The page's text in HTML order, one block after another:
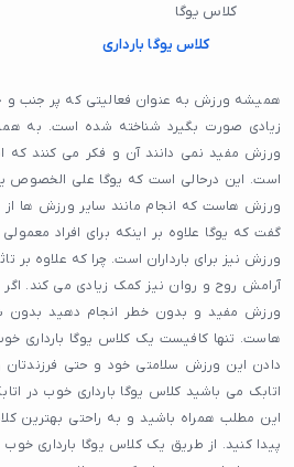
کلاس یوگا
کلاس یوگا بارداری
همیشه ورزش به عنوان فعالیتی که پر جنب و
زیادی صورت بگیرد شناخته شده است. به
ورزش مفید نمی دانند آن و فکر می کنند
است. این درحالی است که یوگا علی الخصوص
ورزش هاست که انجام مانند سایر ورزش ها از
گفت که یوگا علاوه بر اینکه برای افراد
ورزش نیز برای بارداران است. چرا که علاوه بر
آرامش روح و روان نیز کمک زیادی می کند.
ورزش مفید و بدون خطر انجام دهید بدون
هاست. تنها کافیست یک کلاس یوگا بارداری
دادن این ورزش سلامتی خود و حتی فرزندتان را
اتابک می باشید کلاس یوگا بارداری خوب در
این مطلب همراه باشید و به راحتی بهترین
پیدا کنید. از طریق یک کلاس یوگا بارداری خوب